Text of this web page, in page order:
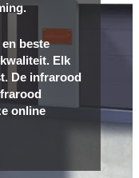
beste
Elk
De infrarood
online